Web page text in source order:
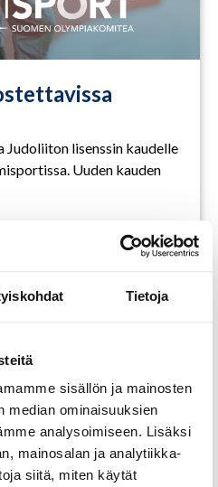
Tietoja
sisällön ja mainosten
median ominaisuuksien
analysoimiseen. Lisäksi
mainosalan ja analytiikka-
siitä, miten käytät
Judoliiton lisenssin kaudelle
Uuden kauden
LISÄÄ